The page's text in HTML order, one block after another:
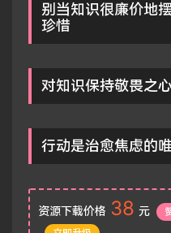
别当知识很廉价地
珍惜
对知识保持敬畏之
行动是治愈焦虑的
资源下载价格 38 元